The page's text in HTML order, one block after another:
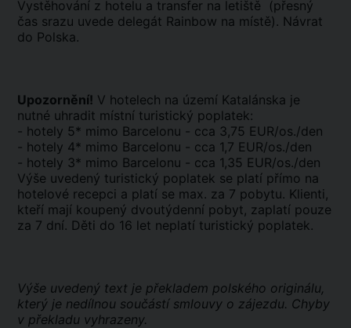
Vystěhování z hotelu a transfer na letiště (přesný
čas srazu uvede delegát Rainbow na místě). Návrat
do Polska.
Upozornění! V hotelech na území Katalánska je
nutné uhradit místní turistický poplatek:
- hotely 5* mimo Barcelonu - cca 3,75 EUR/os./den
- hotely 4* mimo Barcelonu - cca 1,7 EUR/os./den
- hotely 3* mimo Barcelonu - cca 1,35 EUR/os./den
Výše uvedený turistický poplatek se platí přímo na
hotelové recepci a platí se max. za 7 pobytu. Klienti,
kteří mají koupený dvoutýdenní pobyt, zaplatí pouze
za 7 dní. Děti do 16 let neplatí turistický poplatek.
Výše uvedený text je překladem polského originálu,
který je nedílnou součástí smlouvy o zájezdu. Chyby
v překladu vyhrazeny.